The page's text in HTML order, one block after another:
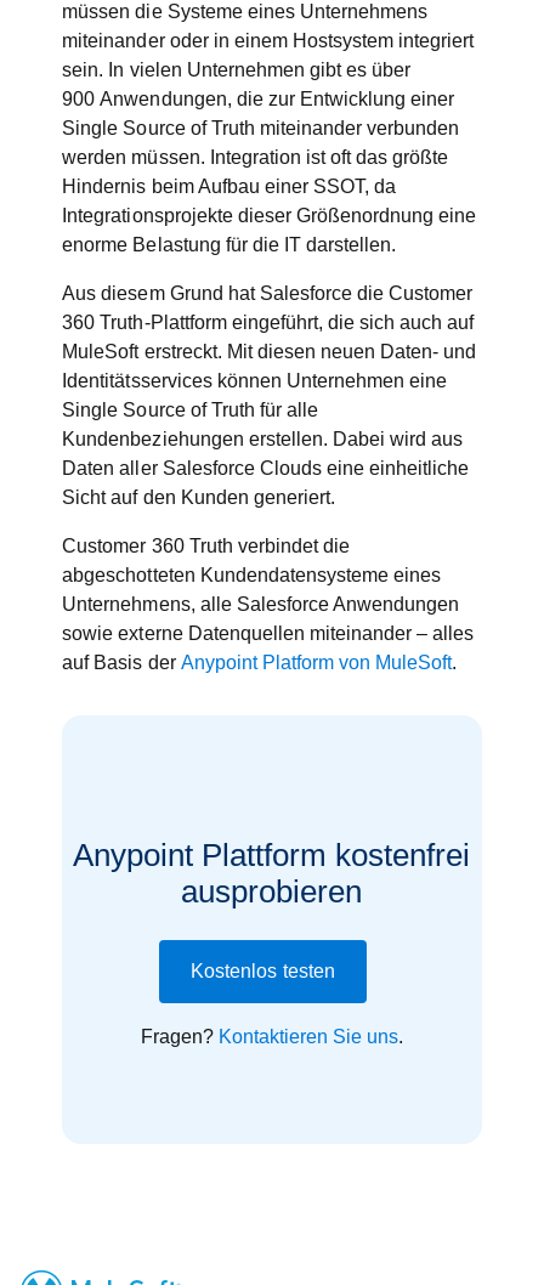
müssen die Systeme eines Unternehmens
miteinander oder in einem Hostsystem integriert
sein. In vielen Unternehmen gibt es über
900 Anwendungen, die zur Entwicklung einer
Single Source of Truth miteinander verbunden
werden müssen. Integration ist oft das größte
Hindernis beim Aufbau einer SSOT, da
Integrationsprojekte dieser Größenordnung eine
enorme Belastung für die IT darstellen.
Aus diesem Grund hat Salesforce die Customer
360 Truth-Plattform eingeführt, die sich auch auf
MuleSoft erstreckt. Mit diesen neuen Daten- und
Identitätsservices können Unternehmen eine
Single Source of Truth für alle
Kundenbeziehungen erstellen. Dabei wird aus
Daten aller Salesforce Clouds eine einheitliche
Sicht auf den Kunden generiert.
Customer 360 Truth verbindet die
abgeschotteten Kundendatensysteme eines
Unternehmens, alle Salesforce Anwendungen
sowie externe Datenquellen miteinander – alles
auf Basis der Anypoint Platform von MuleSoft.
Anypoint Plattform kostenfrei
ausprobieren
Kostenlos testen
Fragen? Kontaktieren Sie uns.